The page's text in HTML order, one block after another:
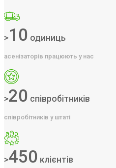
>10 одиниць
асенізаторів працюють у нас
>20 співробітників
співробітників у штаті
>450 клієнтів